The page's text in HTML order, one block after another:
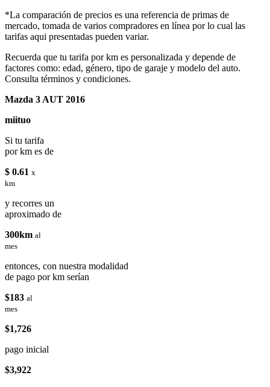
*La comparación de precios es una referencia de primas de
mercado, tomada de varios compradores en línea por lo cual las
tarifas aqui presentadas pueden variar.
Recuerda que tu tarifa por km es personalizada y depende de
factores como: edad, género, tipo de garaje y modelo del auto.
Consulta términos y condiciones.
Mazda 3 AUT 2016
miituo
Si tu tarifa
por km es de
$ 0.61 x
km
y recorres un
aproximado de
300km al
mes
entonces, con nuestra modalidad
de pago por km serían
$183 al
mes
$1,726
pago inicial
$3,922